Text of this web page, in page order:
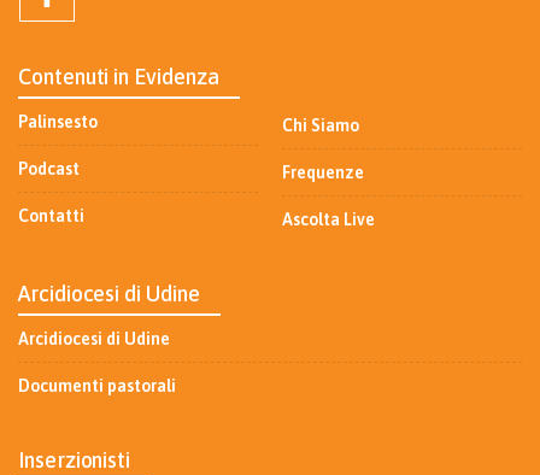
Contenuti in Evidenza
Palinsesto
Podcast
Contatti
Chi Siamo
Frequenze
Ascolta Live
Arcidiocesi di Udine
Arcidiocesi di Udine
Documenti pastorali
Inserzionisti